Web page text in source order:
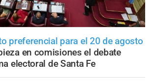
preferencial para el 20 de agosto
en comisiones el debate
electoral de Santa Fe